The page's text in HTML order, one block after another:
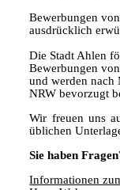
Bewerbungen
ausdrücklich
Die Stadt Ahlen
Bewerbungen
und werden nach
NRW bevorzugt
Wir freuen uns
üblichen
Sie haben
Informationen